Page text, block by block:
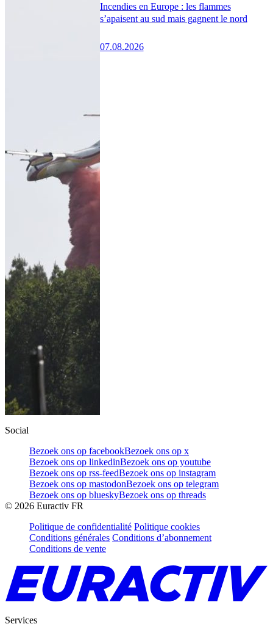
Incendies en Europe : les flammes
s’apaisent au sud mais gagnent le nord
07.08.2026
Social
Bezoek ons op facebookBezoek ons op x
Bezoek ons op linkedinBezoek ons op youtube
Bezoek ons op rss-feedBezoek ons op instagram
Bezoek ons op mastodonBezoek ons op telegram
Bezoek ons op blueskyBezoek ons op threads
© 2026 Euractiv FR
Politique de confidentialité Politique cookies
Conditions générales Conditions d’abonnement
Conditions de vente
Services